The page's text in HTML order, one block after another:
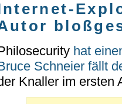
hat
Schneier fällt
Knaller im ersten